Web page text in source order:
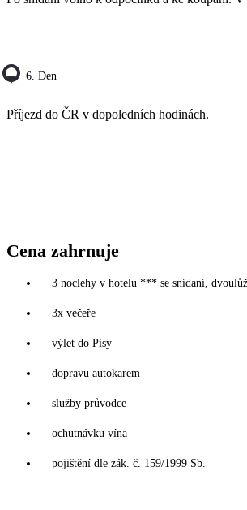
6. Den
Příjezd do ČR v dopoledních hodinách.
Cena zahrnuje
3 noclehy v hotelu *** se snídaní,
3x večeře
výlet do Pisy
dopravu autokarem
služby průvodce
ochutnávku vína
pojištění dle zák. č. 159/1999 Sb.